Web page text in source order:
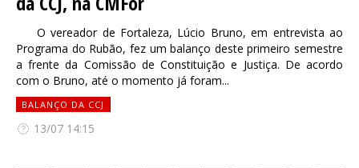
O vereador de Fortaleza, Lúcio Bruno, em entrevista ao
Programa do Rubão, fez um balanço deste primeiro semestre
a frente da Comissão de Constituição e Justiça. De acordo
com o Bruno, até o momento já foram...
BALANÇO DA CCJ
13/07 14:15